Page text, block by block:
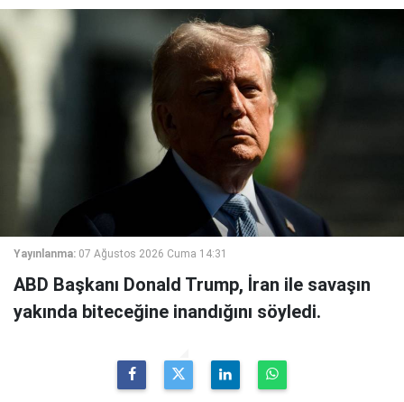
Yayınlanma: 07 Ağustos 2026 Cuma 14:31
ABD Başkanı Donald Trump, İran ile savaşın
yakında biteceğine inandığını söyledi.